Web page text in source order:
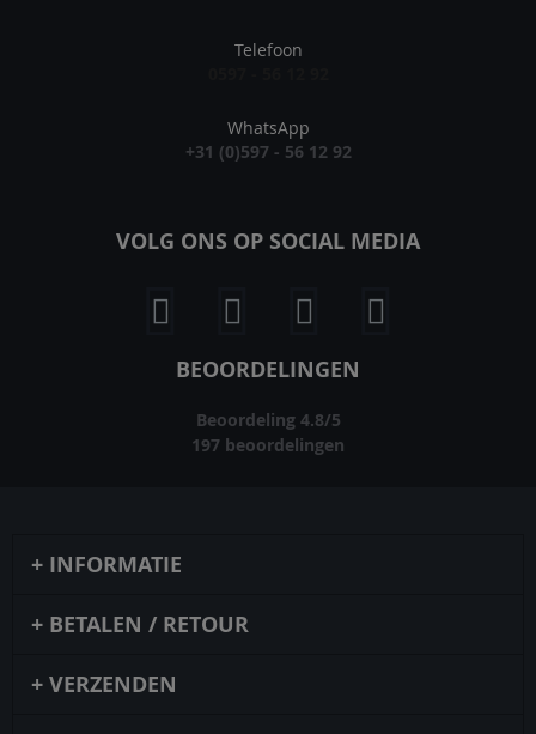
Telefoon
WhatsApp
+31 (0)597 - 56 12 92
VOLG ONS OP SOCIAL MEDIA
BEOORDELINGEN
Beoordeling 4.8/5
197 beoordelingen
INFORMATIE
BETALEN / RETOUR
VERZENDEN